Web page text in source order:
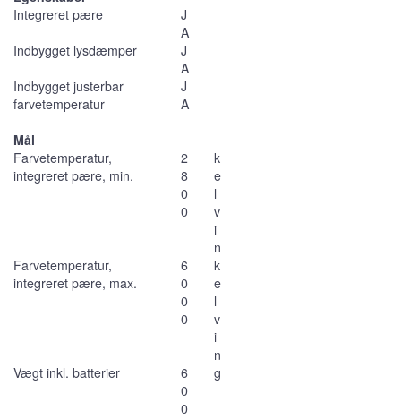
Integreret pære
J
A
Indbygget lysdæmper
J
A
Indbygget justerbar
farvetemperatur
J
A
Mål
Farvetemperatur,
integreret pære, min.
2
8
0
0
k
e
l
v
i
n
Farvetemperatur,
integreret pære, max.
6
0
0
0
k
e
l
v
i
n
Vægt inkl. batterier
6
0
0
g